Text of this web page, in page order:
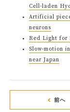
Cell-laden
Artificial
neurons
Red Light for
Slow-motion
near Japan
前へ